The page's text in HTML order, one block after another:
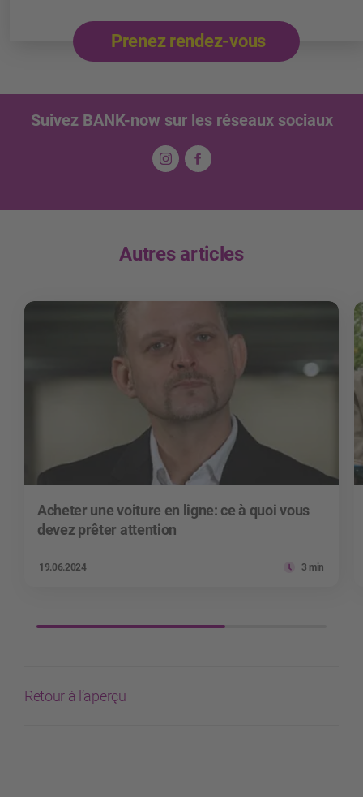
Prenez rendez-vous
Suivez BANK-now sur les réseaux sociaux
Autres articles
Acheter une voiture en ligne: ce à quoi vous
devez prêter attention
19.06.2024 3 min
Retour à l’aperçu